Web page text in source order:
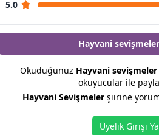
5.0
Hayvani
Okuduğunuz Hayvani sevişmeler
okuyucular ile
Hayvani Sevişmelerşiirine yorum
Üyelik Girişi